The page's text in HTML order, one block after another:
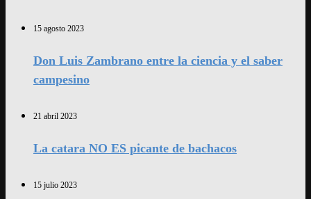
15 agosto 2023
Don Luis Zambrano entre la ciencia y el saber
campesino
21 abril 2023
La catara NO ES picante de bachacos
15 julio 2023